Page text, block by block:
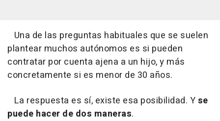
Una de las preguntas habituales que se suelen
plantear muchos autónomos es si pueden
contratar por cuenta ajena a un hijo, y más
concretamente si es menor de 30 años.
La respuesta es sí, existe esa posibilidad. Yse
puede hacer de dos maneras.